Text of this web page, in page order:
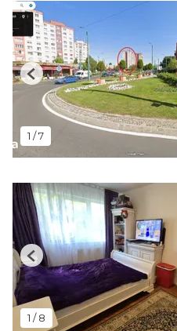
1 /7
Previous
1 /8
Previous